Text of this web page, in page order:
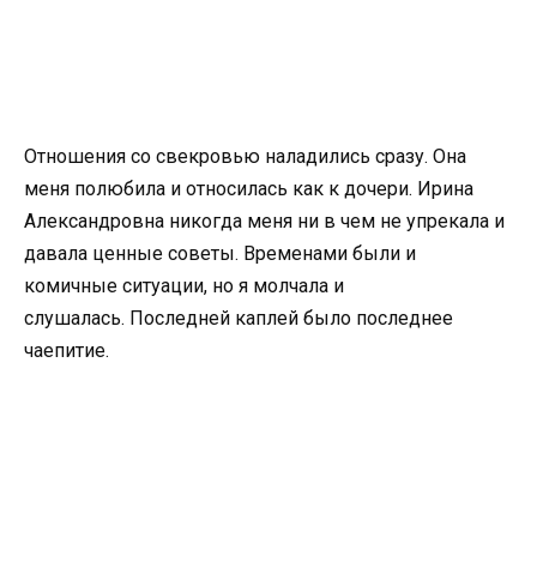
Отношения со свекровью наладились сразу. Она
меня полюбила и относилась как к дочери. Ирина
Александровна никогда меня ни в чем не упрекала и
давала ценные советы. Временами были и
комичные ситуации, но я молчала и
слушалась. Последней каплей было последнее
чаепитие.